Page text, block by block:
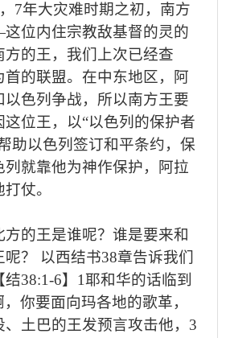
7年大灾难时期之初，南方
这位内住宗教敌基督的灵的
方的王，我们上次已经查
首的联盟。在中东地区，阿
以色列争战，所以南方王要
这位王，以“以色列的保护者
助以色列签订和平条约，保
列就靠他为神作保护，阿拉
仗。
的王是谁呢？谁是要来和
呢？ 以西结书38章告诉我们
结38:1-6】 1耶和华的话临到
，你要面向玛各地的歌革，
土巴的王发预言攻击他， 3